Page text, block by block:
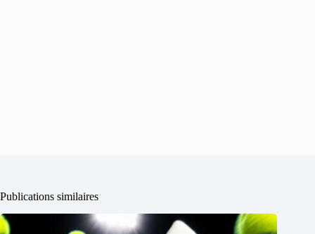
Publications similaires